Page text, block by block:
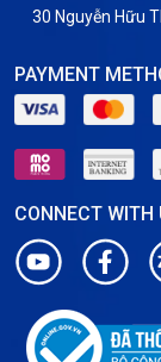
30 Nguyễn Hữu
PAYMENT
CONNECT WITH